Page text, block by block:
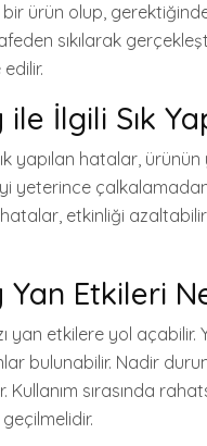
ürün olup,
sıkılarak
İlgili Sık
yapılan hatalar,
yeterince
etkinliği
Etkileri
yan etkilere yol açabilir.
bulunabilir. Nadir
sırasında